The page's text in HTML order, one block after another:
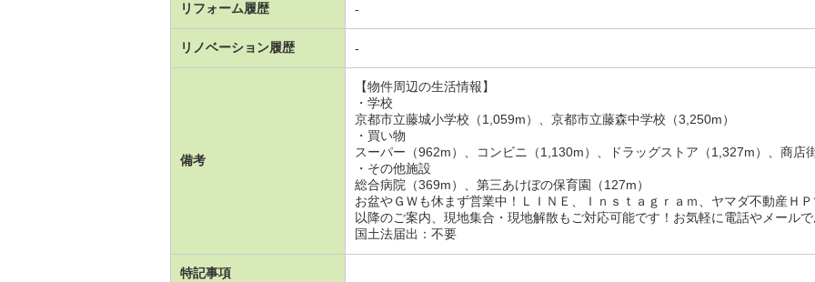
リフォーム履歴 -
リノベーション履歴 -
備考
【物件周辺の生活情報】
・学校
京都市立藤城小学校（1,059m）、京都市立藤森中学校（3,250m）
・買い物
スーパー（962m）、コンビニ（1,130m）、ドラッグストア（1,327m）、商店
・その他施設
総合病院（369m）、第三あけぼの保育園（127m）
お盆やＧＷも休まず営業中！ＬＩＮＥ、Ｉｎｓｔａｇｒａｍ、ヤマダ不動産Ｈ
以降のご案内、現地集合・現地解散もご対応可能です！お気軽に電話やメール
国土法届出：不要
特記事項